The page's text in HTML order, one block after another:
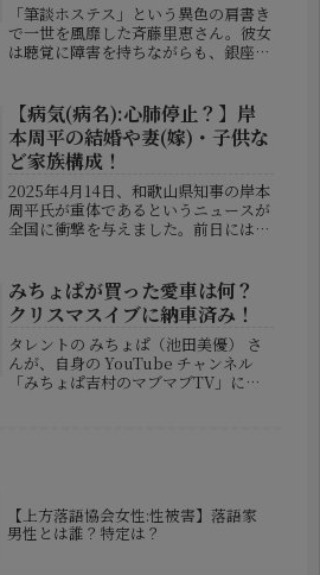
「筆談ホステス」という異色の肩書き
で一世を風靡した斉藤里恵さん。彼女
は聴覚に障害を持ちながらも、銀座の
し、東京都議会議員としても活動して
います。今回は、そんな斉藤里恵さん
の経...
【病気(病名):心肺停止？】岸
本周平の結婚や妻(嫁)・子供な
ど家族構成！
2025年4月14日、和歌山県知事の岸本
周平氏が重体であるというニュースが
全国に衝撃を与えました。前日には元
じています。今回は、岸本氏の病状の
詳細や突然の体調悪化の原因、そ...
みちょぱが買った愛車は何？
クリスマスイブに納車済み！
タレントの みちょぱ（池田美優） さ
んが、自身の YouTube チャンネル
「みちょぱ吉村のマブマブTV」に出
【上方落語協会女性:性被害】落語家
男性とは誰？特定は？